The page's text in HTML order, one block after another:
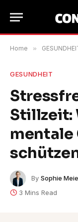
Home »
GESUNDHEIT
Stillzeit:
mentale
By Sophie
3 Mins Read